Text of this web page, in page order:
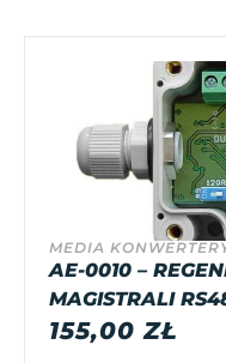
MEDIA
AE-0010 –
MAGISTRALI
155,00ZŁ